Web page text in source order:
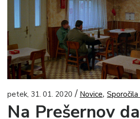
petek, 31. 01. 2020 / Novice, Sporočila
Na Prešernov